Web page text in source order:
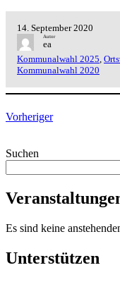
14. September 2020
Autor
ea
Kommunalwahl 2025
Kommunalwahl 2020
Vorheriger
Suchen
Es sind keine
Unterstützen